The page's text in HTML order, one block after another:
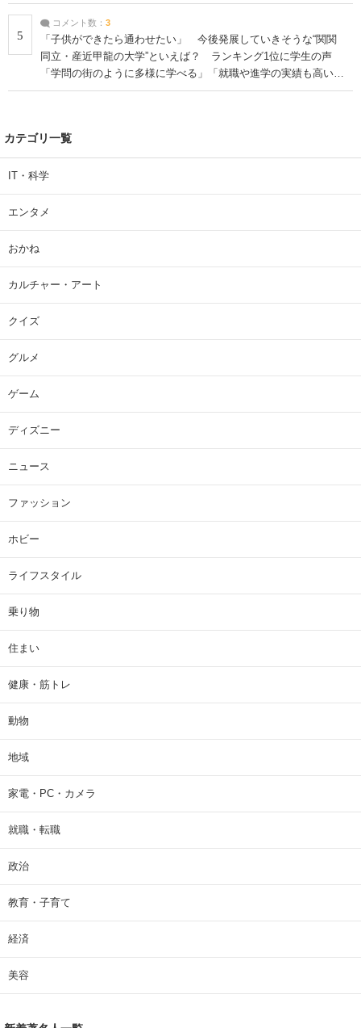
5
コメント数： 3
「子供ができたら通わせたい」 今後発展していきそうな“関関
同立・産近甲龍の大学”といえば？ ランキング1位に学生の声
「学問の街のように多様に学べる」「就職や進学の実績も高い」
| 大学 ねとらぼリサーチ
カテゴリ一覧
IT・科学
エンタメ
おかね
カルチャー・アート
クイズ
グルメ
ゲーム
ディズニー
ニュース
ファッション
ホビー
ライフスタイル
乗り物
住まい
健康・筋トレ
動物
地域
家電・PC・カメラ
就職・転職
政治
教育・子育て
経済
美容